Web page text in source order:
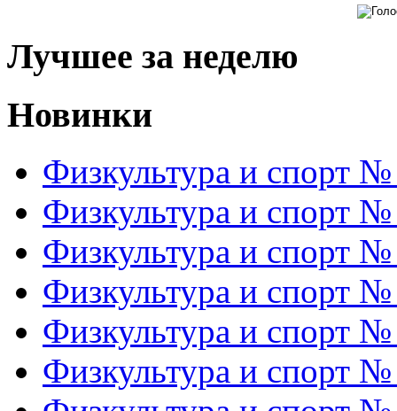
Лучшее за неделю
Новинки
Физкультура и спорт
Физкультура и спорт
Физкультура и спорт
Физкультура и спорт
Физкультура и спорт
Физкультура и спорт